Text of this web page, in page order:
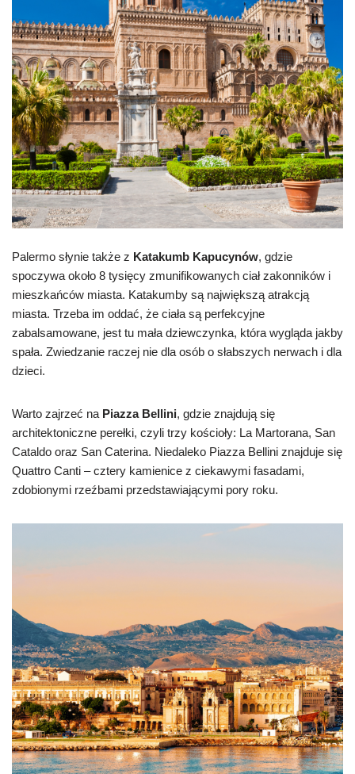
Palermo słynie także z Katakumb Kapucynów, gdzie
spoczywa około 8 tysięcy zmunifikowanych ciał zakonników i
mieszkańców miasta. Katakumby są największą atrakcją
miasta. Trzeba im oddać, że ciała są perfekcyjne
zabalsamowane, jest tu mała dziewczynka, która wygląda jakby
spała. Zwiedzanie raczej nie dla osób o słabszych nerwach i dla
dzieci.
Warto zajrzeć na Piazza Bellini, gdzie znajdują się
architektoniczne perełki, czyli trzy kościoły: La Martorana, San
Cataldo oraz San Caterina. Niedaleko Piazza Bellini znajduje się
Quattro Canti – cztery kamienice z ciekawymi fasadami,
zdobionymi rzeźbami przedstawiającymi pory roku.